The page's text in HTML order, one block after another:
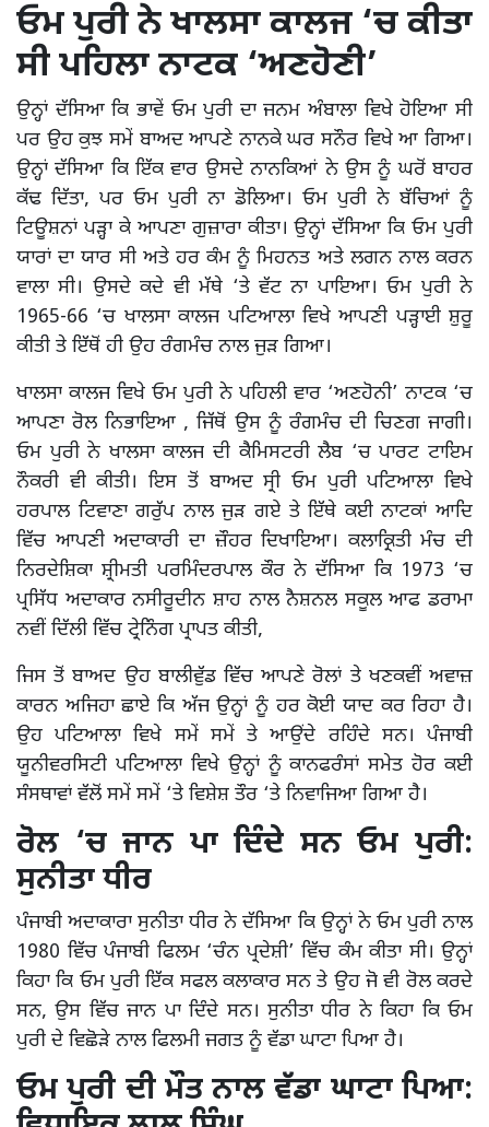
ਓਮ ਪੁਰੀ ਨੇ ਖਾਲਸਾ ਕਾਲਜ ‘ਚ ਕੀਤਾ
ਸੀ ਪਹਿਲਾ ਨਾਟਕ ‘ਅਣਹੋਣੀ’
ਉਨ੍ਹਾਂ ਦੱਸਿਆ ਕਿ ਭਾਵੇਂ ਓਮ ਪੁਰੀ ਦਾ ਜਨਮ ਅੰਬਾਲਾ ਵਿਖੇ ਹੋਇਆ ਸੀ
ਪਰ ਉਹ ਕੁਝ ਸਮੇਂ ਬਾਅਦ ਆਪਣੇ ਨਾਨਕੇ ਘਰ ਸਨੌਰ ਵਿਖੇ ਆ ਗਿਆ।
ਉਨ੍ਹਾਂ ਦੱਸਿਆ ਕਿ ਇੱਕ ਵਾਰ ਉਸਦੇ ਨਾਨਕਿਆਂ ਨੇ ਉਸ ਨੂੰ ਘਰੋਂ ਬਾਹਰ
ਕੱਢ ਦਿੱਤਾ, ਪਰ ਓਮ ਪੁਰੀ ਨਾ ਡੋਲਿਆ। ਓਮ ਪੁਰੀ ਨੇ ਬੱਚਿਆਂ ਨੂੰ
ਟਿਊਸ਼ਨਾਂ ਪੜ੍ਹਾ ਕੇ ਆਪਣਾ ਗੁਜ਼ਾਰਾ ਕੀਤਾ। ਉਨ੍ਹਾਂ ਦੱਸਿਆ ਕਿ ਓਮ ਪੁਰੀ
ਯਾਰਾਂ ਦਾ ਯਾਰ ਸੀ ਅਤੇ ਹਰ ਕੰਮ ਨੂੰ ਮਿਹਨਤ ਅਤੇ ਲਗਨ ਨਾਲ ਕਰਨ
ਵਾਲਾ ਸੀ। ਉਸਦੇ ਕਦੇ ਵੀ ਮੱਥੇ ‘ਤੇ ਵੱਟ ਨਾ ਪਾਇਆ। ਓਮ ਪੁਰੀ ਨੇ
1965-66 ‘ਚ ਖਾਲਸਾ ਕਾਲਜ ਪਟਿਆਲਾ ਵਿਖੇ ਆਪਣੀ ਪੜ੍ਹਾਈ ਸ਼ੁਰੂ
ਕੀਤੀ ਤੇ ਇੱਥੋਂ ਹੀ ਉਹ ਰੰਗਮੰਚ ਨਾਲ ਜੁੜ ਗਿਆ।
ਖਾਲਸਾ ਕਾਲਜ ਵਿਖੇ ਓਮ ਪੁਰੀ ਨੇ ਪਹਿਲੀ ਵਾਰ ‘ਅਣਹੋਨੀ’ ਨਾਟਕ ‘ਚ
ਆਪਣਾ ਰੋਲ ਨਿਭਾਇਆ , ਜਿੱਥੋਂ ਉਸ ਨੂੰ ਰੰਗਮੰਚ ਦੀ ਚਿਣਗ ਜਾਗੀ।
ਓਮ ਪੁਰੀ ਨੇ ਖਾਲਸਾ ਕਾਲਜ ਦੀ ਕੈਮਿਸਟਰੀ ਲੈਬ ‘ਚ ਪਾਰਟ ਟਾਇਮ
ਨੌਕਰੀ ਵੀ ਕੀਤੀ। ਇਸ ਤੋਂ ਬਾਅਦ ਸ੍ਰੀ ਓਮ ਪੁਰੀ ਪਟਿਆਲਾ ਵਿਖੇ
ਹਰਪਾਲ ਟਿਵਾਣਾ ਗਰੁੱਪ ਨਾਲ ਜੁੜ ਗਏ ਤੇ ਇੱਥੇ ਕਈ ਨਾਟਕਾਂ ਆਦਿ
ਵਿੱਚ ਆਪਣੀ ਅਦਾਕਾਰੀ ਦਾ ਜ਼ੌਹਰ ਦਿਖਾਇਆ। ਕਲਾਕ੍ਰਿਤੀ ਮੰਚ ਦੀ
ਨਿਰਦੇਸ਼ਿਕਾ ਸ਼੍ਰੀਮਤੀ ਪਰਮਿੰਦਰਪਾਲ ਕੌਰ ਨੇ ਦੱਸਿਆ ਕਿ 1973 ‘ਚ
ਪ੍ਰਸਿੱਧ ਅਦਾਕਾਰ ਨਸੀਰੂਦੀਨ ਸ਼ਾਹ ਨਾਲ ਨੈਸ਼ਨਲ ਸਕੂਲ ਆਫ ਡਰਾਮਾ
ਨਵੀਂ ਦਿੱਲੀ ਵਿੱਚ ਟ੍ਰੇਨਿੰਗ ਪ੍ਰਾਪਤ ਕੀਤੀ,
ਜਿਸ ਤੋਂ ਬਾਅਦ ਉਹ ਬਾਲੀਵੁੱਡ ਵਿੱਚ ਆਪਣੇ ਰੋਲਾਂ ਤੇ ਖਣਕਵੀਂ ਅਵਾਜ਼
ਕਾਰਨ ਅਜਿਹਾ ਛਾਏ ਕਿ ਅੱਜ ਉਨ੍ਹਾਂ ਨੂੰ ਹਰ ਕੋਈ ਯਾਦ ਕਰ ਰਿਹਾ ਹੈ।
ਉਹ ਪਟਿਆਲਾ ਵਿਖੇ ਸਮੇਂ ਸਮੇਂ ਤੇ ਆਉਂਦੇ ਰਹਿੰਦੇ ਸਨ। ਪੰਜਾਬੀ
ਯੂਨੀਵਰਸਿਟੀ ਪਟਿਆਲਾ ਵਿਖੇ ਉਨ੍ਹਾਂ ਨੂੰ ਕਾਨਫਰੰਸਾਂ ਸਮੇਤ ਹੋਰ ਕਈ
ਸੰਸਥਾਵਾਂ ਵੱਲੋਂ ਸਮੇਂ ਸਮੇਂ ‘ਤੇ ਵਿਸ਼ੇਸ਼ ਤੌਰ ‘ਤੇ ਨਿਵਾਜਿਆ ਗਿਆ ਹੈ।
ਰੋਲ ‘ਚ ਜਾਨ ਪਾ ਦਿੰਦੇ ਸਨ ਓਮ ਪੁਰੀ:
ਸੁਨੀਤਾ ਧੀਰ
ਪੰਜਾਬੀ ਅਦਾਕਾਰਾ ਸੁਨੀਤਾ ਧੀਰ ਨੇ ਦੱਸਿਆ ਕਿ ਉਨ੍ਹਾਂ ਨੇ ਓਮ ਪੁਰੀ ਨਾਲ
1980 ਵਿੱਚ ਪੰਜਾਬੀ ਫਿਲਮ ‘ਚੰਨ ਪ੍ਰਦੇਸ਼ੀ’ ਵਿੱਚ ਕੰਮ ਕੀਤਾ ਸੀ। ਉਨ੍ਹਾਂ
ਕਿਹਾ ਕਿ ਓਮ ਪੁਰੀ ਇੱਕ ਸਫਲ ਕਲਾਕਾਰ ਸਨ ਤੇ ਉਹ ਜੋ ਵੀ ਰੋਲ ਕਰਦੇ
ਸਨ, ਉਸ ਵਿੱਚ ਜਾਨ ਪਾ ਦਿੰਦੇ ਸਨ। ਸੁਨੀਤਾ ਧੀਰ ਨੇ ਕਿਹਾ ਕਿ ਓਮ
ਪੁਰੀ ਦੇ ਵਿਛੋੜੇ ਨਾਲ ਫਿਲਮੀ ਜਗਤ ਨੂੰ ਵੱਡਾ ਘਾਟਾ ਪਿਆ ਹੈ।
ਓਮ ਪੁਰੀ ਦੀ ਮੌਤ ਨਾਲ ਵੱਡਾ ਘਾਟਾ ਪਿਆ: